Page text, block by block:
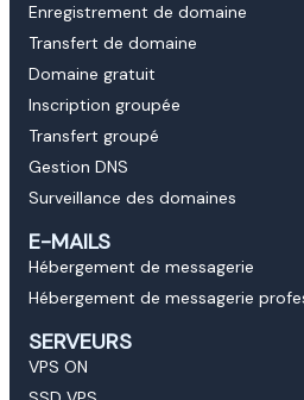
Enregistrement de domaine
Transfert de domaine
Domaine gratuit
Inscription groupée
Transfert groupé
Gestion DNS
Surveillance des domaines
E-MAILS
Hébergement de messagerie
Hébergement de messagerie
SERVEURS
VPS ON